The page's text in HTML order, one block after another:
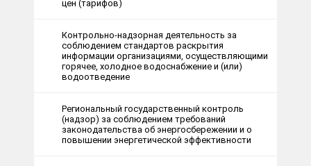
цен (тарифов)
Контрольно-надзорная деятельность за
соблюдением стандартов раскрытия
информации организациями, осуществляющими
горячее, холодное водоснабжение и (или)
водоотведение
Региональный государственный контроль
(надзор) за соблюдением требований
законодательства об энергосбережении и о
повышении энергетической эффективности